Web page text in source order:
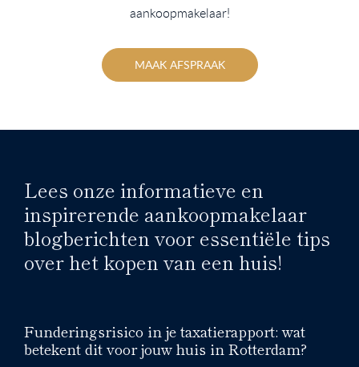
aankoopmakelaar!
MAAK AFSPRAAK
Lees onze informatieve en
inspirerende aankoopmakelaar
blogberichten voor essentiële tips
over het kopen van een huis!
Funderingsrisico in je taxatierapport: wat
betekent dit voor jouw huis in Rotterdam?